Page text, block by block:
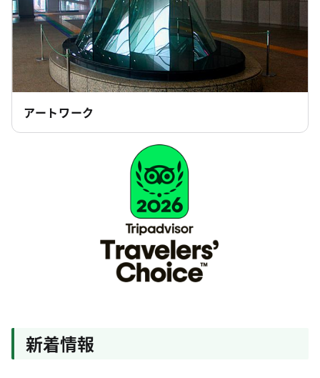
アートワーク
新着情報